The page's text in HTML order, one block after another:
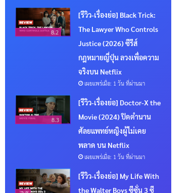
8.2
[รีวิว-เรื่องย่อ] Black Trick:
The Lawyer Who Controls
Justice (2026) ซีรีส์
กฎหมายญี่ปุ่น ลวงเพื่อความ
จริงบน Netflix
เผยแพร่เมื่อ: 1 วัน ที่ผ่านมา
8.3
[รีวิว-เรื่องย่อ] Doctor-X the
Movie (2024) ปิดตำนาน
ศัลยแพทย์หญิงผู้ไม่เคย
พลาด บน Netflix
เผยแพร่เมื่อ: 1 วัน ที่ผ่านมา
[รีวิว-เรื่องย่อ] My Life With
the Walter Boys ซีซั่น 3 ซี